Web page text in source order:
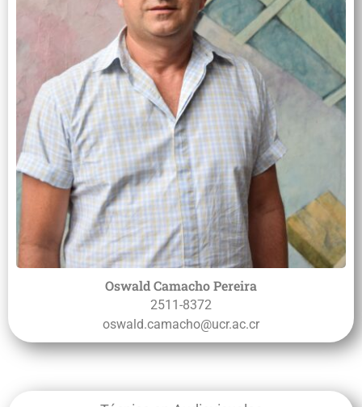
Oswald Camacho Pereira
2511-8372
oswald.camacho@ucr.ac.cr